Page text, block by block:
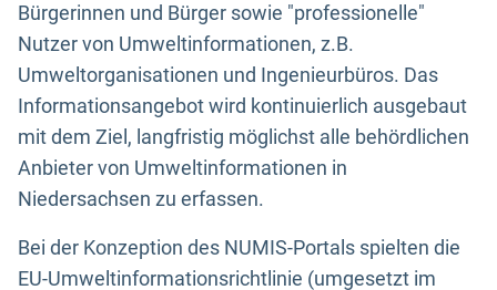
Bürgerinnen und Bürger sowie "professionelle"
Nutzer von Umweltinformationen, z.B.
Umweltorganisationen und Ingenieurbüros. Das
Informationsangebot wird kontinuierlich ausgebaut
mit dem Ziel, langfristig möglichst alle behördlichen
Anbieter von Umweltinformationen in
Niedersachsen zu erfassen.
Bei der Konzeption des NUMIS-Portals spielten die
EU-Umweltinformationsrichtlinie (umgesetzt im